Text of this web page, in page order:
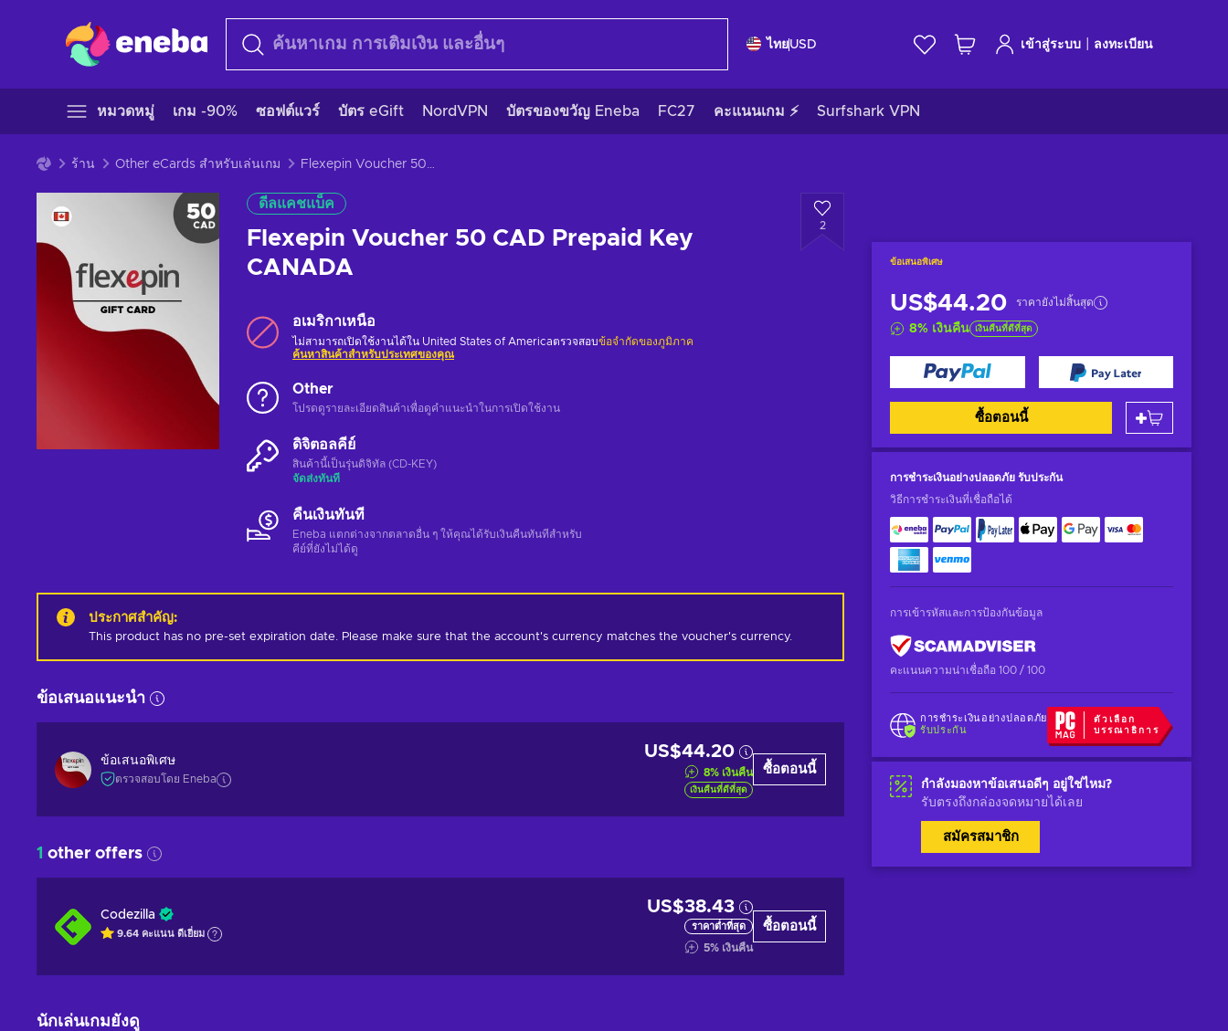
ไทยUSD เข้าสู่ระบบ ลงทะเบียน
หมวดหมู่ เกม -90% ซอฟต์แวร์ บัตร eGift NordVPN บัตรของขวัญ Eneba FC27 คะแนนเกม ⚡ Surfshark VPN
ร้าน Other eCards สำหรับเล่นเกม Flexepin Voucher 50 CAD Prepaid Key CANADA
ดีลแคชแบ็ค
Flexepin Voucher 50 CAD Prepaid Key
CANADA
2
ข้อเสนอพิเศษ
US$44.20 ราคายังไม่สิ้นสุด
8% เงินคืน เงินคืนที่ดีที่สุด
ซื้อตอนนี้
การชำระเงินอย่างปลอดภัย รับประกัน
วิธีการชำระเงินที่เชื่อถือได้
การเข้ารหัสและการป้องกันข้อมูล
คะแนนความน่าเชื่อถือ 100 / 100
การชำระเงินอย่างปลอดภัย
รับประกัน
ตัวเลือก
บรรณาธิการ
กำลังมองหาข้อเสนอดีๆ อยู่ใช่ไหม?
รับตรงถึงกล่องจดหมายได้เลย
สมัครสมาชิก
อเมริกาเหนือ
ไม่สามารถเปิดใช้งานได้ใน United States of Americaตรวจสอบข้อจำกัดของภูมิภาค
ค้นหาสินค้าสำหรับประเทศของคุณ
Other
โปรดดูรายละเอียดสินค้าเพื่อดูคำแนะนำในการเปิดใช้งาน
ดิจิตอลคีย์
สินค้านี้เป็นรุ่นดิจิทัล (CD-KEY)
จัดส่งทันที
คืนเงินทันที
Eneba แตกต่างจากตลาดอื่น ๆ ให้คุณได้รับเงินคืนทันทีสําหรับ
คีย์ที่ยังไม่ได้ดู
ประกาศสำคัญ:
This product has no pre-set expiration date. Please make sure that the account's currency matches the voucher's currency.
ข้อเสนอแนะนำ
ข้อเสนอพิเศษ
ตรวจสอบโดย Eneba
US$44.20
8% เงินคืน
เงินคืนที่ดีที่สุด
ซื้อตอนนี้
1 other offers
Codezilla
9.64 คะแนน ดีเยี่ยม
US$38.43
ราคาต่ำที่สุด
5% เงินคืน
ซื้อตอนนี้
นักเล่นเกมยังดู